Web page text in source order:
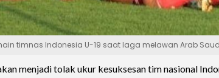
timnas Indonesia U-19 saat laga melawan Arab Saudi
menjadi tolak ukur kesuksesan tim nasional